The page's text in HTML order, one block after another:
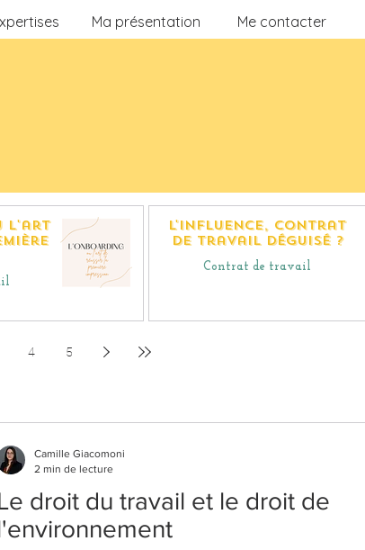
Ma présentation Me contacter
l'art
L'influence, contrat
de travail déguisé ?
Contrat de travail
4 5
droit du travail et le droit de
Camille Giacomoni
2 min de lecture